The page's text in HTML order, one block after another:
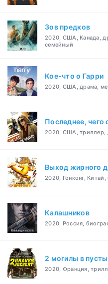
Зов предков
2020, США, Канада,
семейный
Кое-что о Гарри
2020, США, драма,
Последнее, чего
2020, США, триллер,
Выход жирного
2020, Гонконг,
Калашников
2020, Россия,
2 могилы в
2020, Франция,